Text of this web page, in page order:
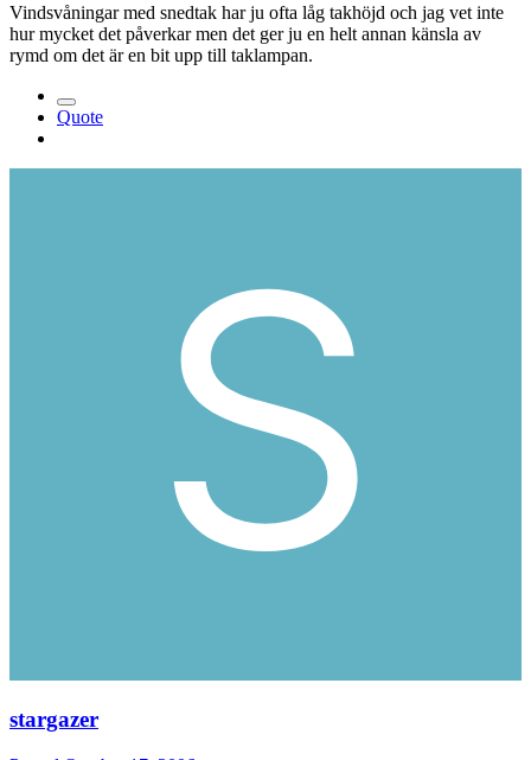
Vindsvåningar med snedtak har ju ofta låg takhöjd och jag vet inte
hur mycket det påverkar men det ger ju en helt annan känsla av
rymd om det är en bit upp till taklampan.
Quote
stargazer